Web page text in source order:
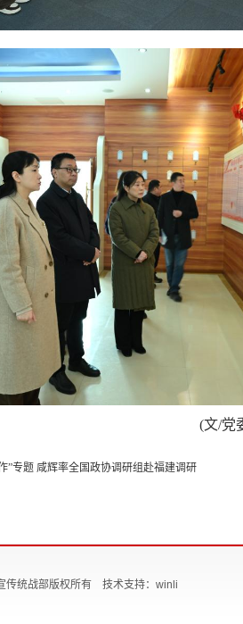
(文/党
”专题 咸辉率全国政协调研组赴福建调研
统战部版权所有 技术支持：winli